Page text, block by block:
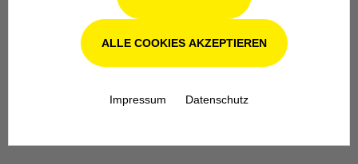
Werkstatt in Odenthal / Köln
Unsere Fachwerkstatt für Garten-, Forst-
und Landtechnik- Geräte in Odenthal bei
Rat und Tat zur Seite.
ALLE COOKIES AKZEPTIEREN
Impressum Datenschutz